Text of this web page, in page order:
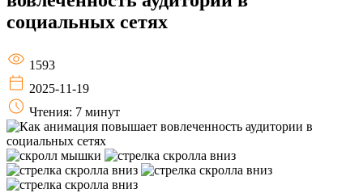
социальных сетях
1593
2025-11-19
Чтения: 7 минут